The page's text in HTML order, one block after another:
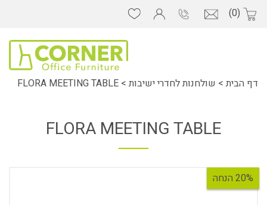
(0)
דף הבית > שולחנות לחדרי ישיבות >
FLORA MEETING TABLE
FLORA MEETING TABLE
20% הנחה